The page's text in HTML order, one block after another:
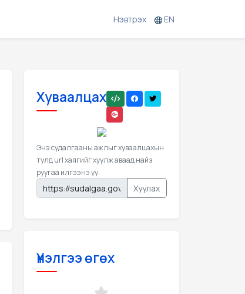
Нэвтрэх EN
Хуваалцах
Энэ судалгааны ажлыг хуваалцахын
тулд url хаягийг хуулж аваад найз
руугаа илгээнэ үү.
Хуулах
Үнэлгээ өгөх